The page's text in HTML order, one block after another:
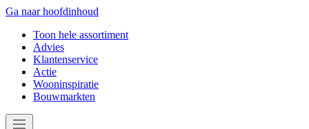
Ga naar hoofdinhoud
Toon hele assortiment
Advies
Klantenservice
Actie
Wooninspiratie
Bouwmarkten